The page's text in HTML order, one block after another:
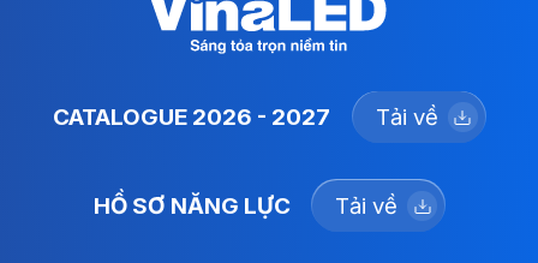
CATALOGUE 2026 - 2027 Tải về
HỒ SƠ NĂNG LỰC Tải về